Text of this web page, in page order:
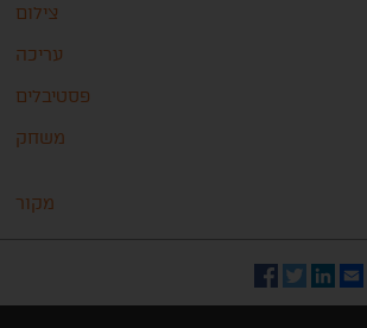
צילום
עריכה
פסטיבלים
משחק
מקור
Email
LinkedIn
Twitter
Facebook